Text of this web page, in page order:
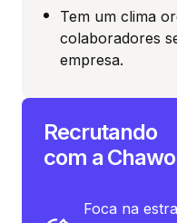
Tem um clima
colaboradores
empresa.
Recrutando
com a
Foca na